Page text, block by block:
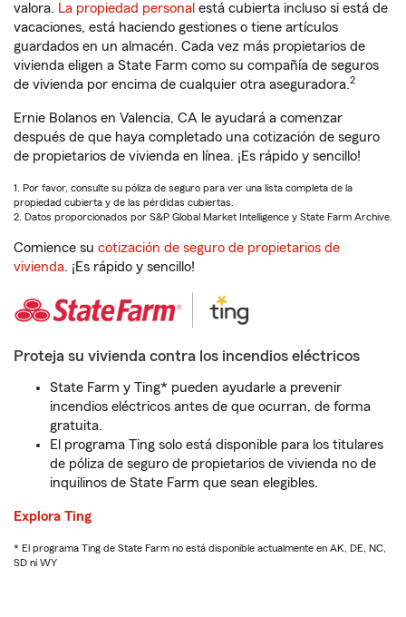
valora. La propiedad personal está cubierta incluso si está de
vacaciones, está haciendo gestiones o tiene artículos
guardados en un almacén. Cada vez más propietarios de
vivienda eligen a State Farm como su compañía de seguros
de vivienda por encima de cualquier otra aseguradora.2
Ernie Bolanos en Valencia, CA le ayudará a comenzar
después de que haya completado una cotización de seguro
de propietarios de vivienda en línea. ¡Es rápido y sencillo!
1. Por favor, consulte su póliza de seguro para ver una lista completa de la
propiedad cubierta y de las pérdidas cubiertas.
2. Datos proporcionados por S&P Global Market Intelligence y State Farm Archive.
Comience su cotización de seguro de propietarios de
vivienda. ¡Es rápido y sencillo!
Proteja su vivienda contra los incendios eléctricos
State Farm y Ting* pueden ayudarle a prevenir
incendios eléctricos antes de que ocurran, de forma
gratuita.
El programa Ting solo está disponible para los titulares
de póliza de seguro de propietarios de vivienda no de
inquilinos de State Farm que sean elegibles.
Explora Ting
* El programa Ting de State Farm no está disponible actualmente en AK, DE, NC,
SD ni WY